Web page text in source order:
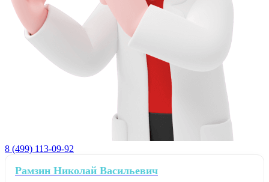
8 (499) 113-09-92
Рамзин Николай Васильевич